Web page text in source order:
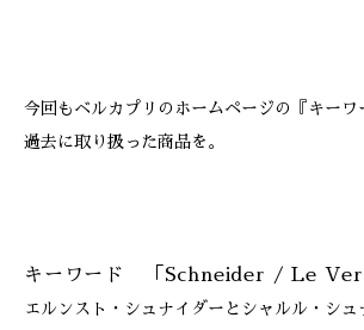
今回もベルカプリのホームページの『キーワ
過去に取り扱った商品を。
キーワード 「Schneider / Le
エルンスト・シュナイダーとシャルル・シ